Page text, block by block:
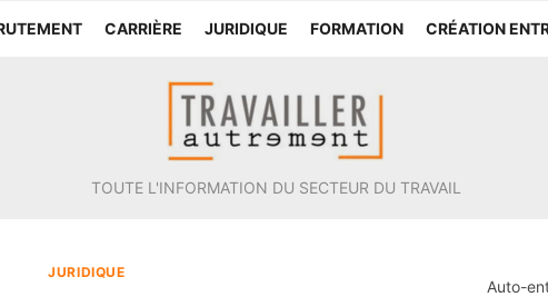
CARRIÈRE JURIDIQUE FORMATION CRÉATION
TOUTE L'INFORMATION DU SECTEUR DU TRAVAIL
JURIDIQUE
Auto-